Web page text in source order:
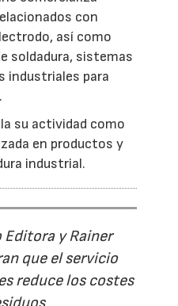
con
así como
soldadura, sistemas
industriales para
su actividad como
en productos y
industrial.
y Rainer
que el servicio
reduce los costes